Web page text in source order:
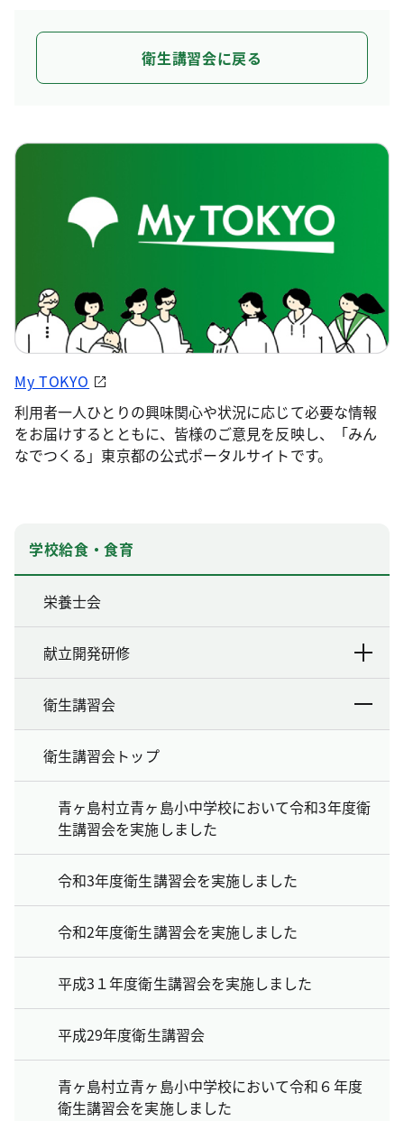
衛生講習会に戻る
My TOKYO
利用者一人ひとりの興味関心や状況に応じて必要な情報
をお届けするとともに、皆様のご意見を反映し、「みん
なでつくる」東京都の公式ポータルサイトです。
学校給食・食育
栄養士会
献立開発研修
衛生講習会
衛生講習会トップ
青ヶ島村立青ヶ島小中学校において令和3年度衛
生講習会を実施しました
令和3年度衛生講習会を実施しました
令和2年度衛生講習会を実施しました
平成3１年度衛生講習会を実施しました
平成29年度衛生講習会
青ヶ島村立青ヶ島小中学校において令和６年度
衛生講習会を実施しました